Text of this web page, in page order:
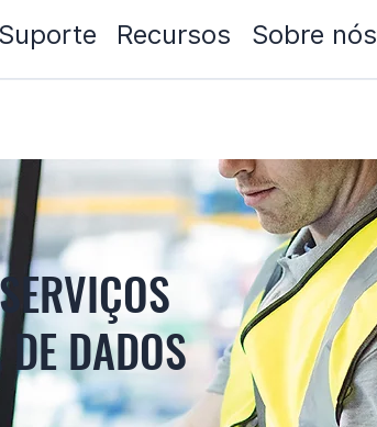
Suporte Recursos Sobre nós
DADOS